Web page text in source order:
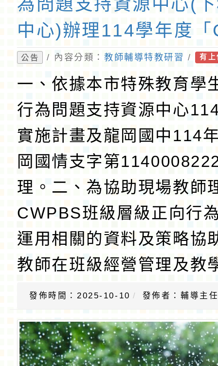
為問題支持資源中心(
中心)辦理114學年度
打造正向課室關係，班
向行為支持研習」一案
照。
公告 / 內容分類：教師輔導特教研習 / 有
一、依據本市特殊教育學
行為問題支持資源中心
實施計畫及龍岡國中114
岡國情支字第
理。二、為協助現場教師
CWPBS班級層級正向行
運用相關的資料及策略協
教師在班級經營管理及教
發佈時間：2025-10-10 發佈者：輔導主